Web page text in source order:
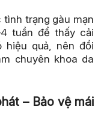
trạng gàu mạn
tuần để thấy cải
hiệu quả, nên đổi
chuyên khoa da
– Bảo vệ mái